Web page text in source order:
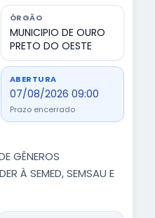
ÓRGÃO
MUNICIPIO DE OURO
PRETO DO OESTE
ABERTURA
07/08/2026 09:00
Prazo encerrado
GÊNEROS
À SEMED, SEMSAU E